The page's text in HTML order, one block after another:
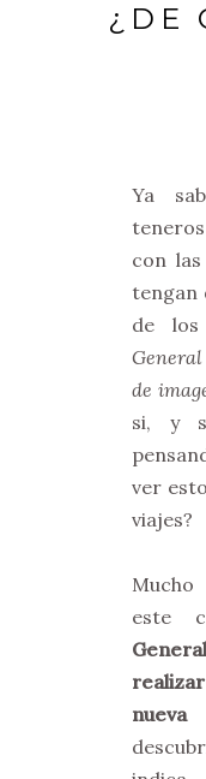
¿DE
Ya
con
tengan
de los
de
si, y
ver
viajes?
este
nueva